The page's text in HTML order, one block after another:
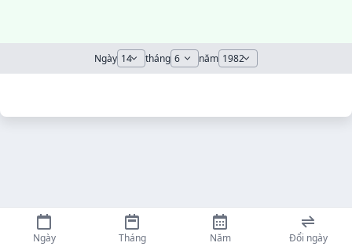
Ngày tháng năm
Ngày Tháng Năm Đổi ngày